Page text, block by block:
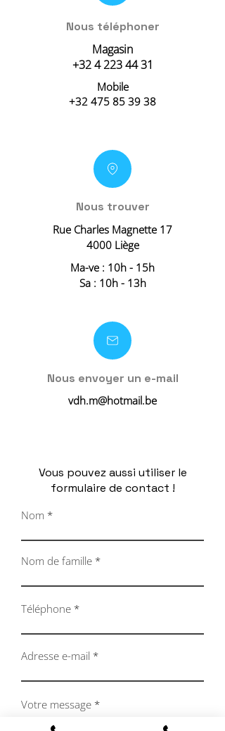
Nous téléphoner
Magasin
+32 4 223 44 31
Mobile
+32 475 85 39 38
Nous trouver
Rue Charles Magnette 17
4000 Liège
Ma-ve : 10h - 15h
Sa : 10h - 13h
Nous envoyer un e-mail
vdh.m@hotmail.be
Vous pouvez aussi utiliser le
formulaire de contact !
Nom
Nom de famille
Téléphone
Adresse e-mail
Votre message